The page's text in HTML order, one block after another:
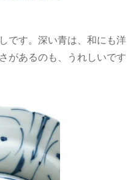
です。深い青は、和にも洋
があるのも、うれしいです